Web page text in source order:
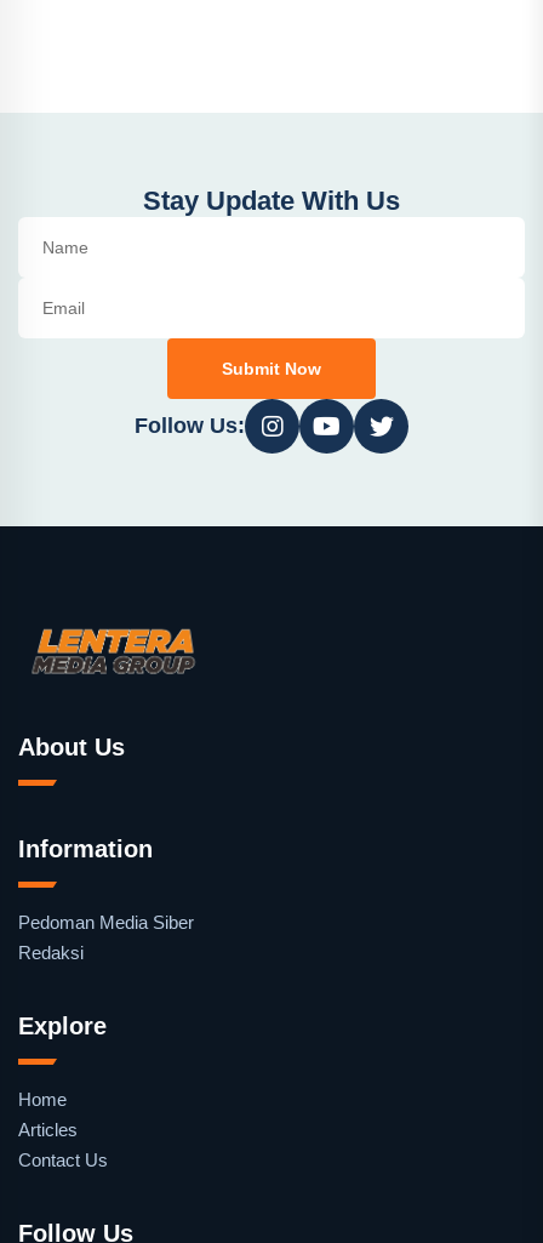
Stay Update With Us
Submit Now
Follow Us:
About Us
Information
Pedoman Media Siber
Redaksi
Explore
Home
Articles
Contact Us
Follow Us